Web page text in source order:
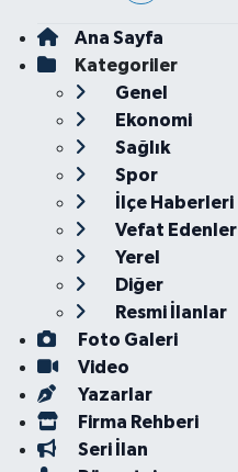
Ana Sayfa
Kategoriler
Genel
Ekonomi
Sağlık
Spor
İlçe Haberleri
Vefat Edenler
Yerel
Diğer
Resmi İlanlar
Foto Galeri
Video
Yazarlar
Firma Rehberi
Seri İlan